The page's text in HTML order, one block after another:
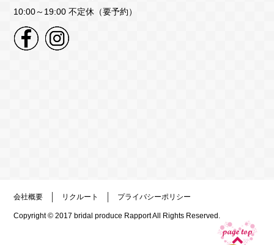
10:00～19:00 不定休（要予約）
会社概要 リクルート プライバシーポリシー
Copyright © 2017 bridal produce RapportAll Rights Reserved.